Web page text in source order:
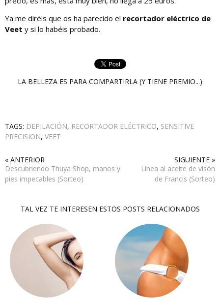
Ya me diréis que os ha parecido el recortador eléctrico de
Veet y si lo habéis probado.
LA BELLEZA ES PARA COMPARTIRLA (Y TIENE PREMIO...)
TAGS: DEPILACIÓN, RECORTADOR ELÉCTRICO, SENSITIVE
PRECISION, VEET
« ANTERIOR
Descubriendo Thuya Shop, manos y
pies impecables (Sorteo)
SIGUIENTE »
Línea al aceite de visón
de Francis (Sorteo)
TAL VEZ TE INTERESEN ESTOS POSTS RELACIONADOS